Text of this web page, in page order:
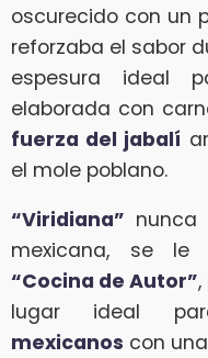
oscurecido con un
reforzaba el sabor
espesura ideal
elaborada con
fuerza del jabalí
el mole poblano.
“Viridiana”
mexicana, se le
“Cocina de Autor”
lugar ideal
mexicanos con